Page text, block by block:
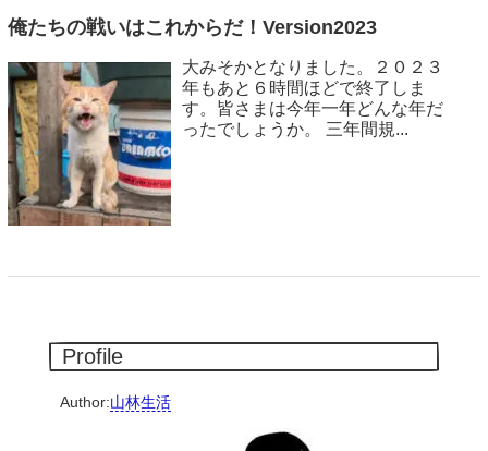
俺たちの戦いはこれからだ！Version2023
大みそかとなりました。２０２３
年もあと６時間ほどで終了しま
す。皆さまは今年一年どんな年だ
ったでしょうか。 三年間規...
Profile
Author:山林生活